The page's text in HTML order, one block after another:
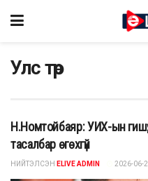
Улс төр
Н.Номтойбаяр: УИХ-ын
тасалбар өгөхгүй
НИЙТЭЛСЭН ELIVE ADMIN 2026-06-